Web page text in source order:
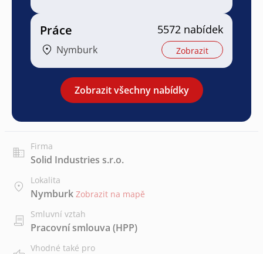
Práce
Nymburk
5572 nabídek
Zobrazit
Zobrazit všechny nabídky
Firma
Solid Industries s.r.o.
Lokalita
Nymburk Zobrazit na mapě
Smluvní vztah
Pracovní smlouva (HPP)
Vhodné také pro